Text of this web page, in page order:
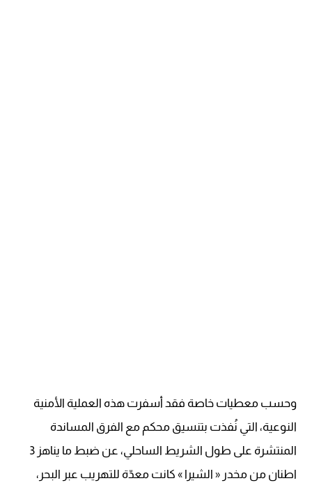
وحسب معطيات خاصة فقد أسفرت هذه العملية الأمنية
النوعية، التي نُفذت بتنسيق محكم مع الفرق المساندة
المنتشرة على طول الشريط الساحلي، عن ضبط ما يناهز 3
اطنان من مخدر « الشيرا » كانت معدّة للتهريب عبر البحر،